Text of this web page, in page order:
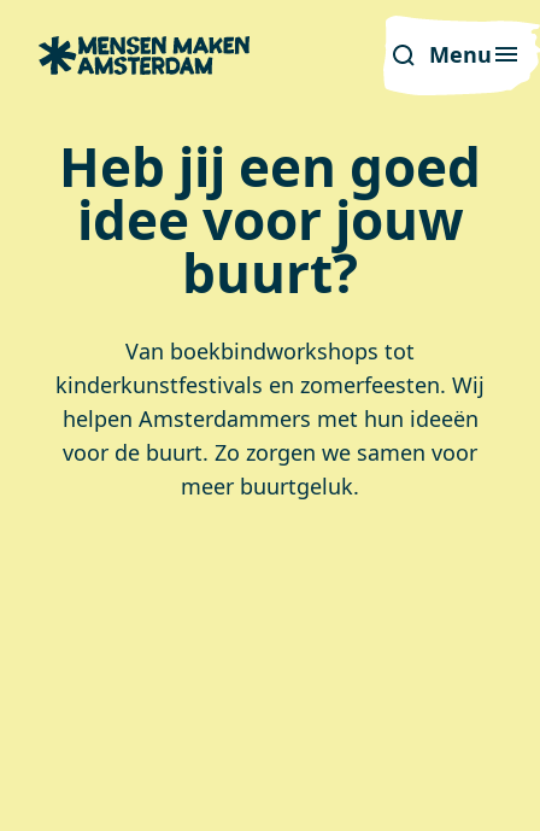
Menu
Heb jij een goed
idee voor jouw
buurt?
Van boekbindworkshops tot
kinderkunstfestivals en zomerfeesten. Wij
helpen Amsterdammers met hun ideeën
voor de buurt. Zo zorgen we samen voor
meer buurtgeluk.